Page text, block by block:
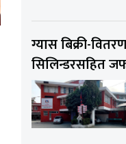
ग्यास बिक्री-
सिलिन्डरसहित